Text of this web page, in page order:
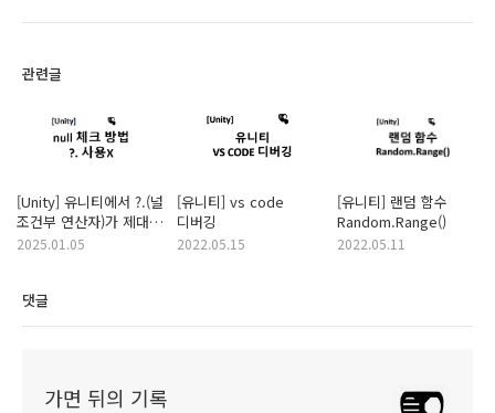
관련글
[Unity] 유니티에서 ?.(널
조건부 연산자)가 제대로
동작하지 않는 이유
2025.01.05
[유니티] vs code
디버깅
2022.05.15
[유니티] 랜덤 함수
Random.Range()
2022.05.11
댓글
가면 뒤의 기록